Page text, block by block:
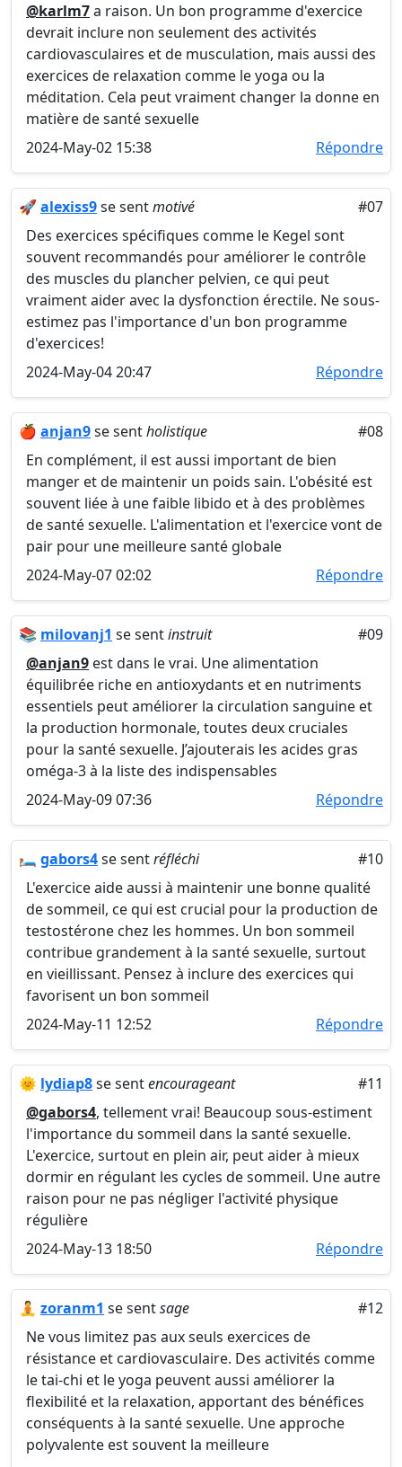
@karlm7a raison. Un bon programme d'exercice
devrait inclure non seulement des activités
cardiovasculaires et de musculation, mais aussi des
exercices de relaxation comme le yoga ou la
méditation. Cela peut vraiment changer la donne en
matière de santé sexuelle
2024-May-02 15:38
Répondre
🚀 alexiss9se sentmotivé
#07
Des exercices spécifiques comme le Kegel sont
souvent recommandés pour améliorer le contrôle
des muscles du plancher pelvien, ce qui peut
vraiment aider avec la dysfonction érectile. Ne sous-
estimez pas l'importance d'un bon programme
d'exercices!
2024-May-04 20:47
Répondre
🍎 anjan9se sentholistique
#08
En complément, il est aussi important de bien
manger et de maintenir un poids sain. L'obésité est
souvent liée à une faible libido et à des problèmes
de santé sexuelle. L'alimentation et l'exercice vont de
pair pour une meilleure santé globale
2024-May-07 02:02
Répondre
📚 milovanj1 se sentinstruit
#09
@anjan9 est dans le vrai. Une alimentation
équilibrée riche en antioxydants et en nutriments
essentiels peut améliorer la circulation sanguine et
la production hormonale, toutes deux cruciales
pour la santé sexuelle. J’ajouterais les acides gras
oméga-3 à la liste des indispensables
2024-May-09 07:36
Répondre
🛏️ gabors4se sentréfléchi
#10
L'exercice aide aussi à maintenir une bonne qualité
de sommeil, ce qui est crucial pour la production de
testostérone chez les hommes. Un bon sommeil
contribue grandement à la santé sexuelle, surtout
en vieillissant. Pensez à inclure des exercices qui
favorisent un bon sommeil
2024-May-11 12:52
Répondre
🌞 lydiap8se sentencourageant
#11
@gabors4, tellement vrai! Beaucoup sous-estiment
l'importance du sommeil dans la santé sexuelle.
L'exercice, surtout en plein air, peut aider à mieux
dormir en régulant les cycles de sommeil. Une autre
raison pour ne pas négliger l'activité physique
régulière
2024-May-13 18:50
Répondre
🧘 zoranm1 se sentsage
#12
Ne vous limitez pas aux seuls exercices de
résistance et cardiovasculaire. Des activités comme
le tai-chi et le yoga peuvent aussi améliorer la
flexibilité et la relaxation, apportant des bénéfices
conséquents à la santé sexuelle. Une approche
polyvalente est souvent la meilleure